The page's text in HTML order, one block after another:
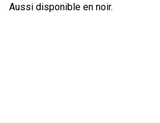
Aussi disponible en noir.